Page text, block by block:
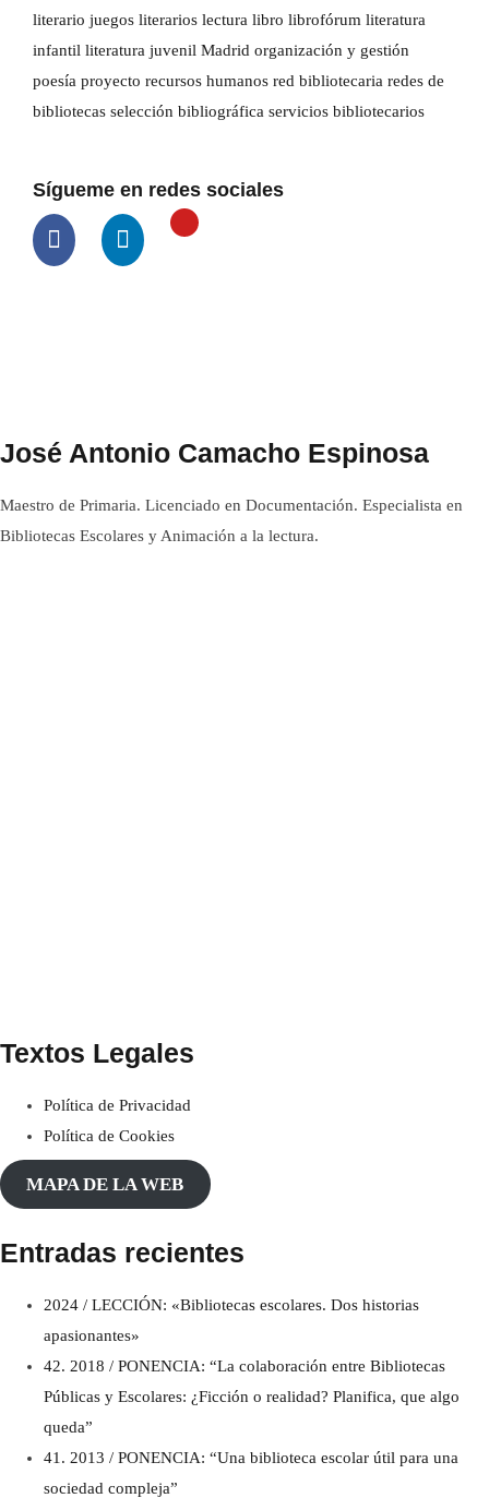
literario juegos literarios lectura libro librofórum literatura
infantil literatura juvenil Madrid organización y gestión
poesía proyecto recursos humanos red bibliotecaria redes de
bibliotecas selección bibliográfica servicios bibliotecarios
Sígueme en redes sociales
José Antonio Camacho Espinosa
Maestro de Primaria. Licenciado en Documentación. Especialista en
Bibliotecas Escolares y Animación a la lectura.
Textos Legales
Política de Privacidad
Política de Cookies
MAPA DE LA WEB
Entradas recientes
2024 / LECCIÓN: «Bibliotecas escolares. Dos historias
apasionantes»
42. 2018 / PONENCIA: “La colaboración entre Bibliotecas
Públicas y Escolares: ¿Ficción o realidad? Planifica, que algo
queda”
41. 2013 / PONENCIA: “Una biblioteca escolar útil para una
sociedad compleja”